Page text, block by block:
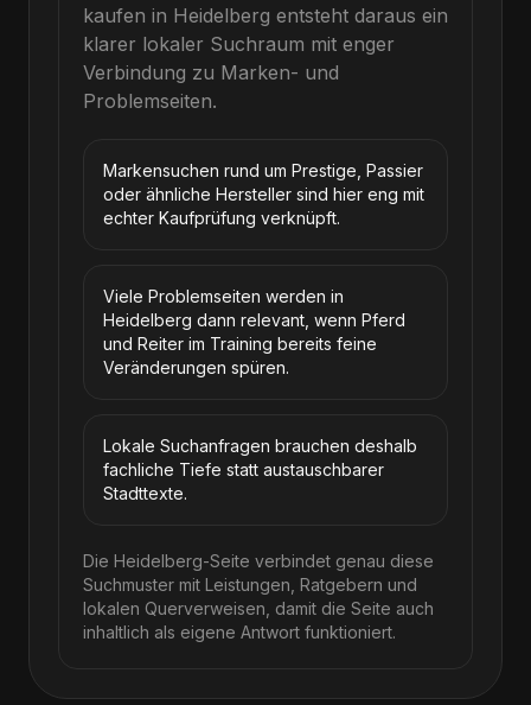
kaufen in Heidelberg entsteht daraus ein
klarer lokaler Suchraum mit enger
Verbindung zu Marken- und
Problemseiten.
Markensuchen rund um Prestige, Passier
oder ähnliche Hersteller sind hier eng mit
echter Kaufprüfung verknüpft.
Viele Problemseiten werden in
Heidelberg dann relevant, wenn Pferd
und Reiter im Training bereits feine
Veränderungen spüren.
Lokale Suchanfragen brauchen deshalb
fachliche Tiefe statt austauschbarer
Stadttexte.
Die Heidelberg-Seite verbindet genau diese
Suchmuster mit Leistungen, Ratgebern und
lokalen Querverweisen, damit die Seite auch
inhaltlich als eigene Antwort funktioniert.